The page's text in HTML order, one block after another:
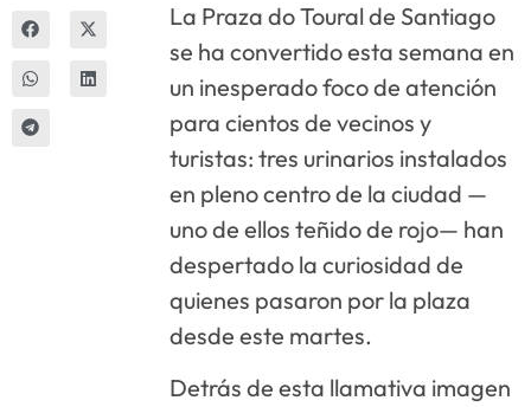
La Praza do Toural de Santiago
se ha convertido esta semana en
un inesperado foco de atención
para cientos de vecinos y
turistas: tres urinarios instalados
en pleno centro de la ciudad —
uno de ellos teñido de rojo— han
despertado la curiosidad de
quienes pasaron por la plaza
desde este martes.
Detrás de esta llamativa imagen